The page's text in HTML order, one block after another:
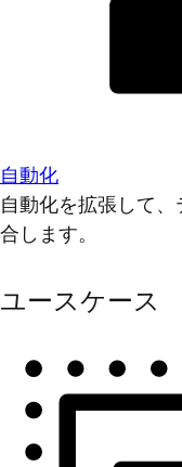
自動化
自動化を拡張して
合します。
ユースケース